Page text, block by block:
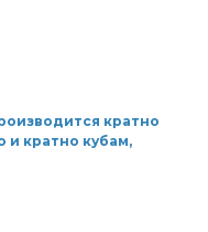
кратно
кратно кубам,